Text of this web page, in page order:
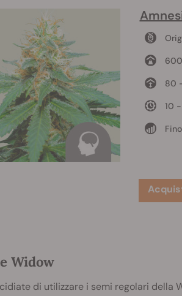
80
10 -
Widow
di utilizzare i semi regolari della